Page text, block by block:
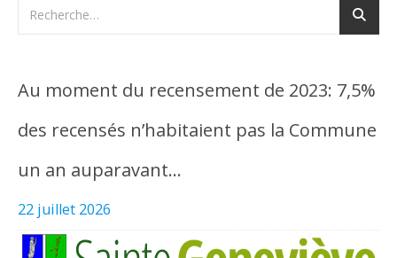
Au moment du recensement de 2023: 7,5%
des recensés n’habitaient pas la Commune
un an auparavant…
22 juillet 2026